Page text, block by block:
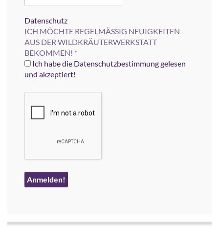
Datenschutz
ICH MÖCHTE REGELMÄSSIG NEUIGKEITEN
AUS DER WILDKRÄUTERWERKSTATT
BEKOMMEN! *
Ich habe die Datenschutzbestimmung gelesen
und akzeptiert!